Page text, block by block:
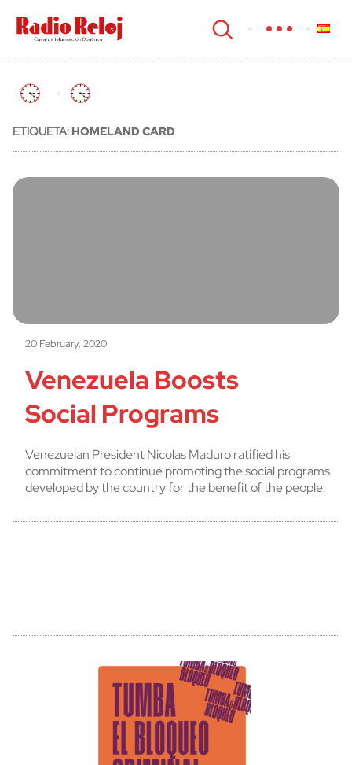
cerrar
ETIQUETA:HOMELAND CARD
20 February, 2020
Venezuela Boosts
Social Programs
Venezuelan President Nicolas Maduro ratified his
commitment to continue promoting the social programs
developed by the country for the benefit of the people.